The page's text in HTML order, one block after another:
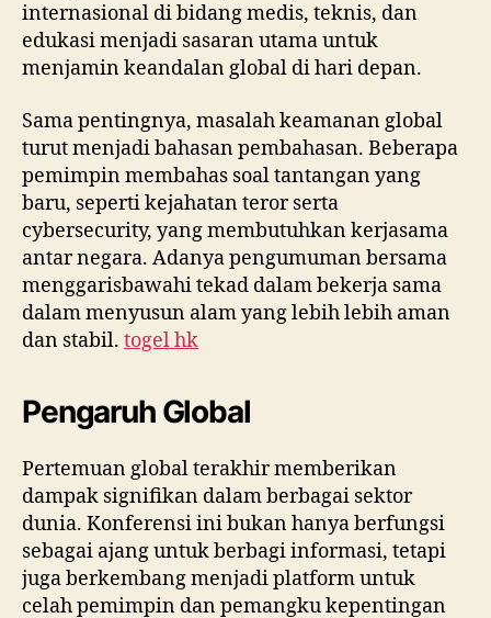
internasional di bidang medis, teknis, dan
edukasi menjadi sasaran utama untuk
menjamin keandalan global di hari depan.
Sama pentingnya, masalah keamanan global
turut menjadi bahasan pembahasan. Beberapa
pemimpin membahas soal tantangan yang
baru, seperti kejahatan teror serta
cybersecurity, yang membutuhkan kerjasama
antar negara. Adanya pengumuman bersama
menggarisbawahi tekad dalam bekerja sama
dalam menyusun alam yang lebih lebih aman
dan stabil. togel hk
Pengaruh Global
Pertemuan global terakhir memberikan
dampak signifikan dalam berbagai sektor
dunia. Konferensi ini bukan hanya berfungsi
sebagai ajang untuk berbagi informasi, tetapi
juga berkembang menjadi platform untuk
celah pemimpin dan pemangku kepentingan